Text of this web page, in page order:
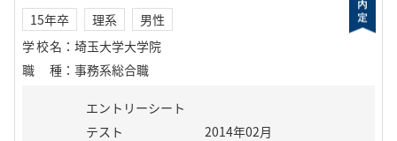
15年卒 理系
男性
学校名 ： 埼玉大学大学院
職種 ： 事務系総合職
エントリーシート
テスト
2014年02月